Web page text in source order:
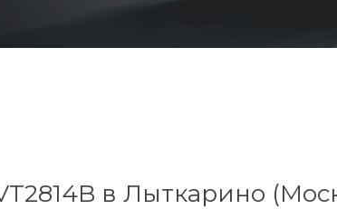
в Лыткарино